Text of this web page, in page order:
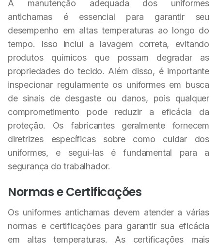
A manutenção adequada dos uniformes
antichamas é essencial para garantir seu
desempenho em altas temperaturas ao longo do
tempo. Isso inclui a lavagem correta, evitando
produtos químicos que possam degradar as
propriedades do tecido. Além disso, é importante
inspecionar regularmente os uniformes em busca
de sinais de desgaste ou danos, pois qualquer
comprometimento pode reduzir a eficácia da
proteção. Os fabricantes geralmente fornecem
diretrizes específicas sobre como cuidar dos
uniformes, e segui-las é fundamental para a
segurança do trabalhador.
Normas e Certificações
Os uniformes antichamas devem atender a várias
normas e certificações para garantir sua eficácia
em altas temperaturas. As certificações mais